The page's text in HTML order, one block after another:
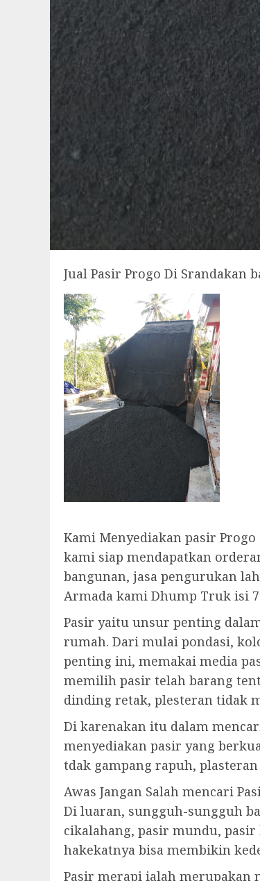
Jual Pasir Progo Di Srandakan
Kami Menyediakan pasir
kami siap mendapatkan
bangunan, jasa pengurukan
Armada kami Dhump Truk isi
Pasir yaitu unsur penting
rumah. Dari mulai pondasi,
penting ini, memakai media
memilih pasir telah barang
dinding retak, plesteran tidak
Di karenakan itu dalam
menyediakan pasir yang
tdak gampang rapuh,
Awas Jangan Salah mencari
Di luaran, sungguh-sungguh
cikalahang, pasir mundu, pasir
hakekatnya bisa membikin
Pasir merapi ialah merupakan